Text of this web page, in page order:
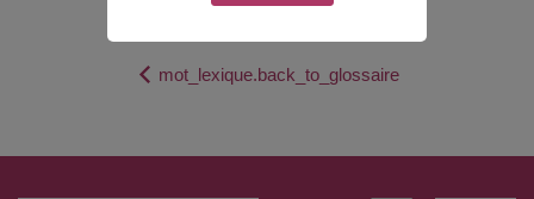
mot_lexique.back_to_glossaire